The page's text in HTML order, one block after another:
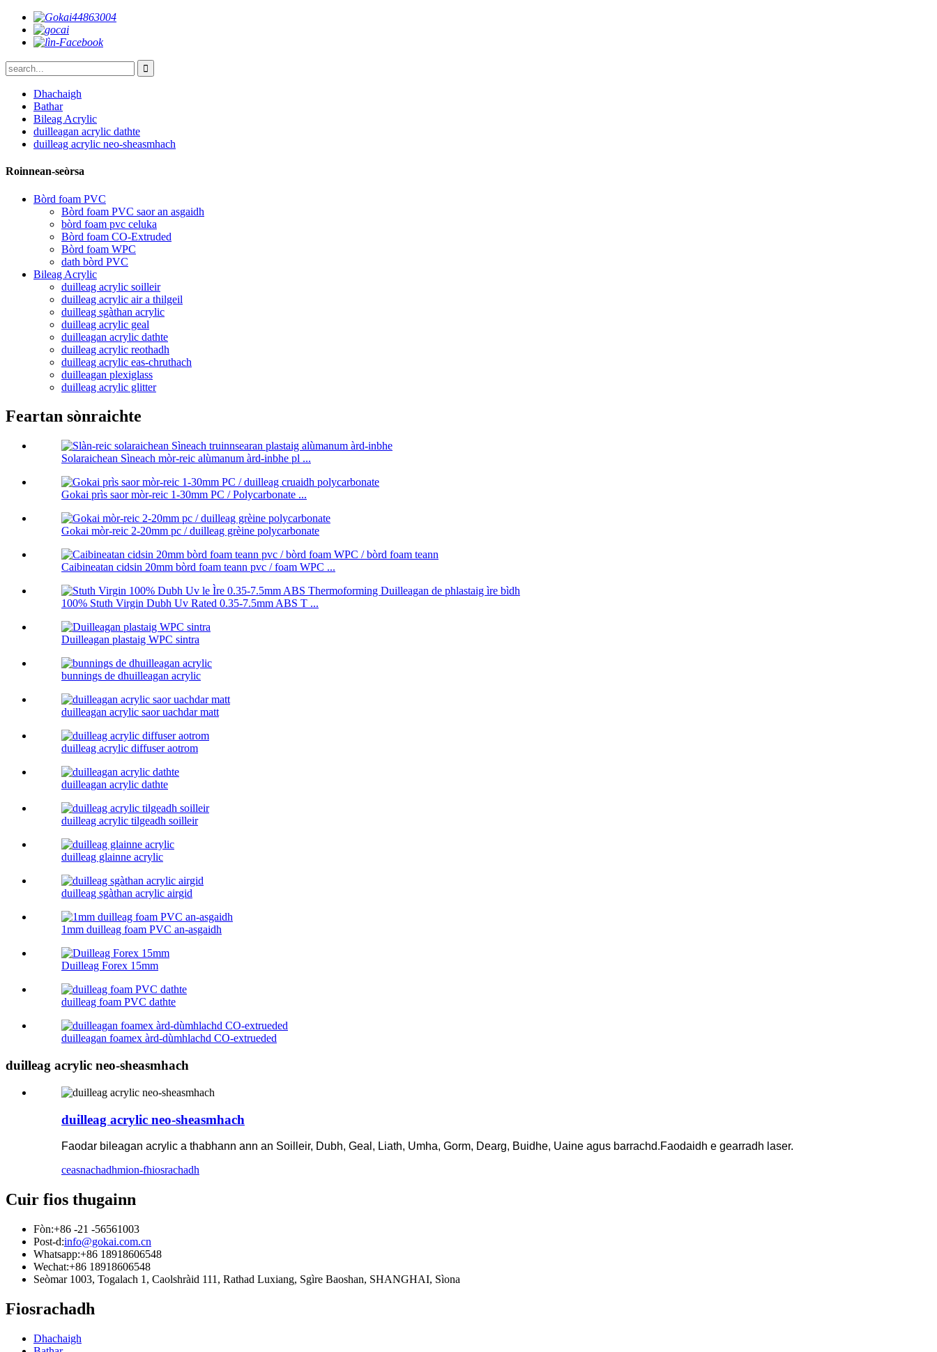
Dhachaigh
Bathar
Bileag Acrylic
duilleagan acrylic dathte
duilleag acrylic neo-sheasmhach
Roinnean-seòrsa
Bòrd foam PVC
Bòrd foam PVC saor an asgaidh
bòrd foam pvc celuka
Bòrd foam CO-Extruded
Bòrd foam WPC
dath bòrd PVC
Bileag Acrylic
duilleag acrylic soilleir
duilleag acrylic air a thilgeil
duilleag sgàthan acrylic
duilleag acrylic geal
duilleagan acrylic dathte
duilleag acrylic reothadh
duilleag acrylic eas-chruthach
duilleagan plexiglass
duilleag acrylic glitter
Feartan sònraichte
Solaraichean Sìneach mòr-reic alùmanum àrd-inbhe pl ...
Gokai prìs saor mòr-reic 1-30mm PC / Polycarbonate ...
Gokai mòr-reic 2-20mm pc / duilleag grèine polycarbonate
Caibineatan cidsin 20mm bòrd foam teann pvc / foam WPC ...
100% Stuth Virgin Dubh Uv Rated 0.35-7.5mm ABS T ...
Duilleagan plastaig WPC sintra
bunnings de dhuilleagan acrylic
duilleagan acrylic saor uachdar matt
duilleag acrylic diffuser aotrom
duilleagan acrylic dathte
duilleag acrylic tilgeadh soilleir
duilleag glainne acrylic
duilleag sgàthan acrylic airgid
1mm duilleag foam PVC an-asgaidh
Duilleag Forex 15mm
duilleag foam PVC dathte
duilleagan foamex àrd-dùmhlachd CO-extrueded
duilleag acrylic neo-sheasmhach
duilleag acrylic neo-sheasmhach
Faodar bileagan acrylic a thabhann ann an Soilleir, Dubh, Geal, Liath, Umha, Gorm, Dearg, Buidhe, Uaine agus barrachd.Faodaidh e gearradh laser.
ceasnachadhmion-fhiosrachadh
Cuir fios thugainn
Fòn:+86 -21 -56561003
Post-d:info@gokai.com.cn
Whatsapp:+86 18918606548
Wechat:+86 18918606548
Seòmar 1003, Togalach 1, Caolshràid 111, Rathad Luxiang, Sgìre Baoshan, SHANGHAI, Sìona
Fiosrachadh
Dhachaigh